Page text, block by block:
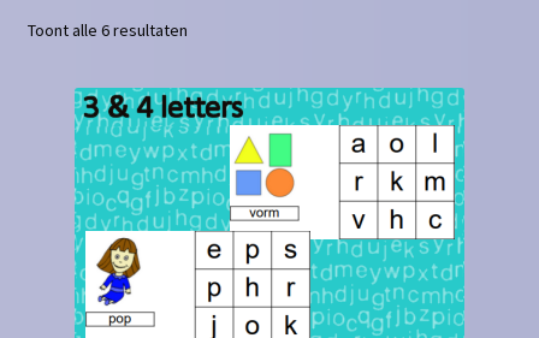
Contact
Homepagina
Mijn account
Privacy Policy
Winkelmand
Toont alle 6 resultaten